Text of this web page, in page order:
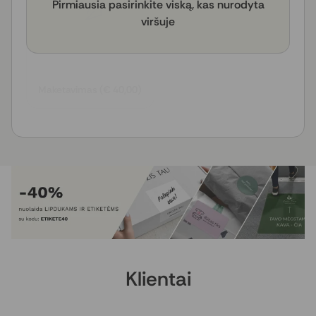
Pirmiausia pasirinkite viską, kas nurodyta
viršuje
Klientai